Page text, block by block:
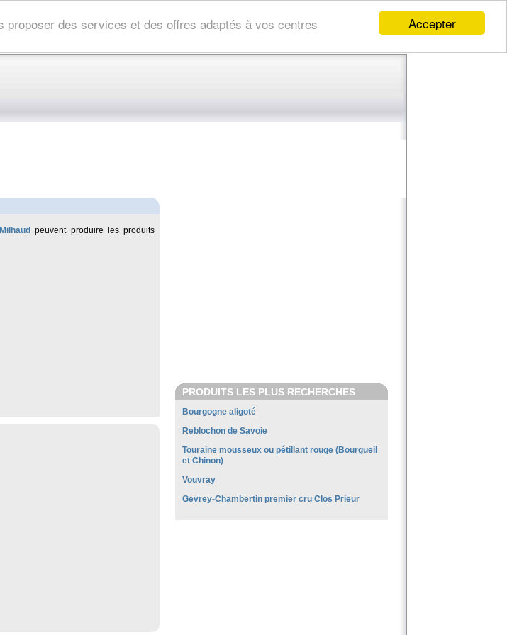
Accepter
des services et des offres adaptés à vos centres
Milhaud peuvent produire les produits
PRODUITS LES PLUS RECHERCHES
Bourgogne aligoté
Reblochon de Savoie
Touraine mousseux ou pétillant rouge (Bourgueil
et Chinon)
Vouvray
Gevrey-Chambertin premier cru Clos Prieur